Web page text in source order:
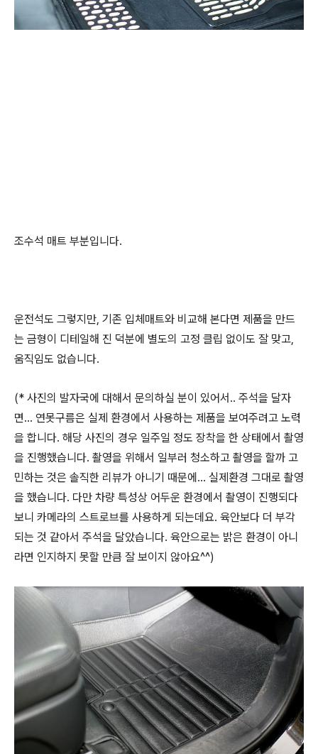
조수석 매트 부분입니다.
운전석도 그렇지만, 기존 입체매트와 비교해 본다면 제품을 만드
는 금형이 디테일해 진 덕분에 별도의 고정 클립 없이도 잘 맞고,
움직임도 없습니다.
(* 사진의 발자국에 대해서 문의하실 분이 있어서.. 주석을 달자
면... 연못구름은 실제 환경에서 사용하는 제품을 보여주려고 노력
을 합니다. 해당 사진의 경우 일주일 정도 장착을 한 상태에서 촬영
을 진행했습니다. 촬영을 위해서 일부러 청소하고 촬영을 할까 고
민하는 것은 솔직한 리뷰가 아니기 때문에... 실제환경 그대로 촬영
을 했습니다. 다만 차량 특성상 어두운 환경에서 촬영이 진행되다
보니 카메라의 스트로브를 사용하게 되는데요. 육안보다 더 부각
되는 것 같아서 주석을 달았습니다. 육안으로는 밝은 환경이 아니
라면 인지하지 못할 만큼 잘 보이지 않아요^^)